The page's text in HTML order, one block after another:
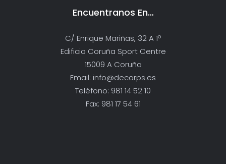
Encuentranos En…
C/ Enrique Mariñas, 32 A 1º
Edificio Coruña Sport Centre
15009 A Coruña
Email: info@decorps.es
Teléfono: 981 14 52 10
Fax: 981 17 54 61